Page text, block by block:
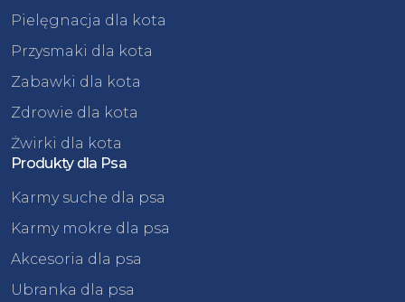
Pielęgnacja dla kota
Przysmaki dla kota
Zabawki dla kota
Zdrowie dla kota
Żwirki dla kota
Produkty dla Psa
Karmy suche dla psa
Karmy mokre dla psa
Akcesoria dla psa
Ubranka dla psa